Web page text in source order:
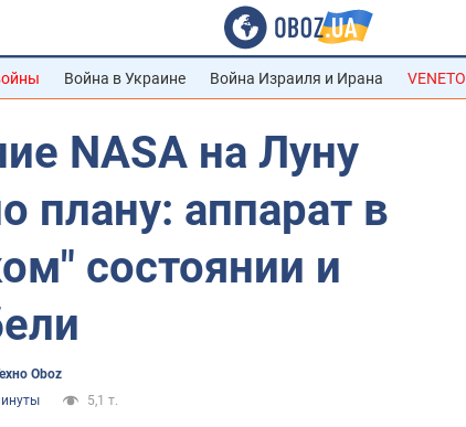
Война в Украине Война Израиля и Ирана VENETO
NASA на Луну
плану: аппарат в
состоянии и
Oboz
5,1 т.